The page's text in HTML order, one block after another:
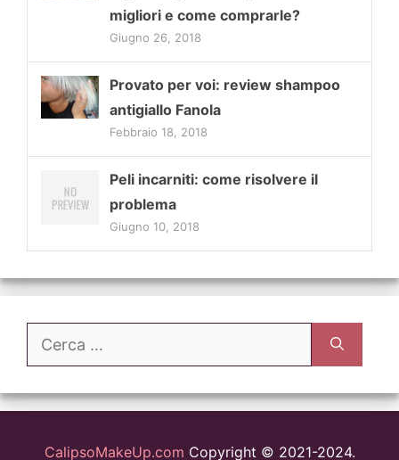
migliori e come comprarle?
Giugno 26, 2018
Provato per voi: review shampoo
antigiallo Fanola
Febbraio 18, 2018
Peli incarniti: come risolvere il
problema
Giugno 10, 2018
Ricerca
CalipsoMakeUp.com Copyright © 2021-2024.